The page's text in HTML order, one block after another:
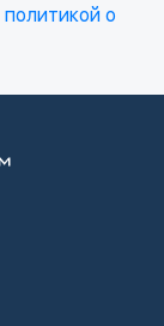
политикой о